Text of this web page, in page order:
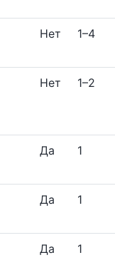
Нет 1–4
Нет 1–2
Да 1
Да 1
Да 1